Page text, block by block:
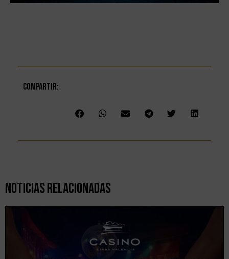
Compartir:
Noticias Relacionadas